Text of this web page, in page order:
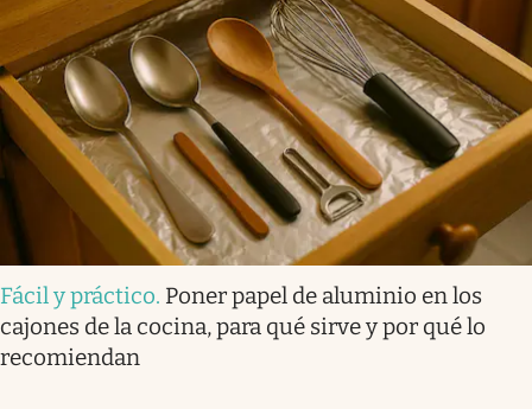
Fácil y práctico. Poner papel de aluminio en los
cajones de la cocina, para qué sirve y por qué lo
recomiendan